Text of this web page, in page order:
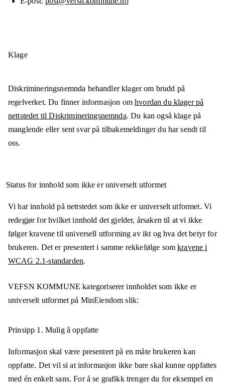
Klage
Diskrimineringsnemnda behandler klager om brudd på
regelverket. Du finner informasjon omhvordan du klager på
nettstedet til Diskrimineringsnemnda. Du kan også klage på
manglende eller sent svar på tilbakemeldinger du har sendt til
oss.
Status for innhold som ikke er universelt utformet
Vi har innhold på nettstedet som ikke er universelt utformet. Vi
redegjør for hvilket innhold det gjelder, årsaken til at vi ikke
følger kravene til universell utforming av ikt og hva det betyr for
brukeren. Det er presentert i samme rekkefølge somkravene i
WCAG 2.1-standarden.
VEFSN KOMMUNE kategoriserer innholdet som ikke er
universelt utformet på MinEiendom slik:
Prinsipp 1. Mulig å oppfatte
Informasjon skal være presentert på en måte brukeren kan
oppfatte. Det vil si at informasjon ikke bare skal kunne oppfattes
med én enkelt sans. For å se grafikk trenger du for eksempel en